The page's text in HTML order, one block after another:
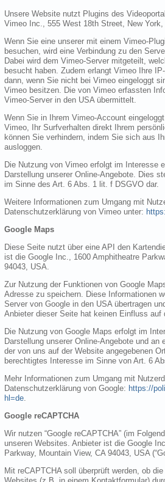
Unsere Website nutzt Plugins des
Vimeo Inc., 555 West 18th Street, New York,
Wenn Sie eine unserer mit einem Vimeo-
besuchen, wird eine Verbindung zu den
Dabei wird dem Vimeo-Server mitgeteilt,
besucht haben. Zudem erlangt Vimeo Ihre
dann, wenn Sie nicht bei Vimeo eingeloggt
Vimeo besitzen. Die von Vimeo erfassten
Vimeo-Server in den USA übermittelt.
Wenn Sie in Ihrem Vimeo-Account
Vimeo, Ihr Surfverhalten direkt Ihrem
können Sie verhindern, indem Sie sich aus
ausloggen.
Die Nutzung von Vimeo erfolgt im Interesse
Darstellung unserer Online-Angebote. Dies
im Sinne des Art. 6 Abs. 1 lit. f DSGVO dar.
Weitere Informationen zum Umgang mit
Datenschutzerklärung von Vimeo unter:
Google Maps
Diese Seite nutzt über eine API den
ist die Google Inc., 1600 Amphitheatre
94043, USA.
Zur Nutzung der Funktionen von Google
Adresse zu speichern. Diese Informationen
Server von Google in den USA übertragen
Anbieter dieser Seite hat keinen Einfluss auf
Die Nutzung von Google Maps erfolgt im
Darstellung unserer Online-Angebote und an
der von uns auf der Website angegebenen
berechtigtes Interesse im Sinne von Art. 6
Mehr Informationen zum Umgang mit
Datenschutzerklärung von Google: https://
hl=de
Google reCAPTCHA
Wir nutzen “Google reCAPTCHA” (im
unseren Websites. Anbieter ist die Google
Parkway, Mountain View, CA 94043, USA
Mit reCAPTCHA soll überprüft werden, ob